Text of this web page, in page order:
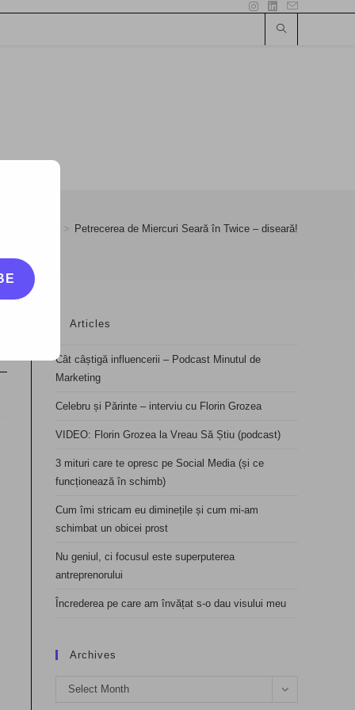
> Petrecerea de Miercuri Seară în Twice – diseară!
Articles
Cât câștigă influencerii – Podcast Minutul de
Marketing
Celebru și Părinte – interviu cu Florin Grozea
VIDEO: Florin Grozea la Vreau Să Știu (podcast)
3 mituri care te opresc pe Social Media (și ce
funcționează în schimb)
Cum îmi stricam eu diminețile și cum mi-am
schimbat un obicei prost
Nu geniul, ci focusul este superputerea
antreprenorului
Încrederea pe care am învățat s-o dau visului meu
Archives
Archives
Select Month